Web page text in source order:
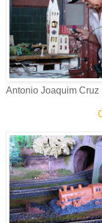
Antonio Joaquim Cruz